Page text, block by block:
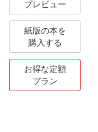
プレビュー
紙版の本を
購入する
お得な定額
プラン